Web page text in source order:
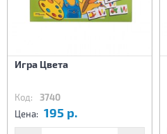
Игра Цвета
Код: 3740
Цена: 195 р.